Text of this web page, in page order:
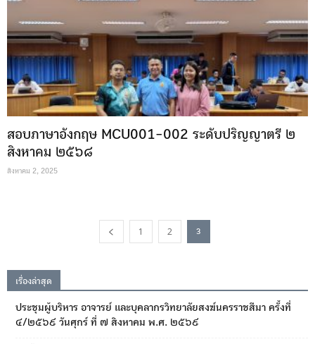
สอบภาษาอังกฤษ MCU001-002 ระดับปริญญาตรี ๒
สิงหาคม ๒๕๖๘
สิงหาคม 2, 2025
1 2 3
เรื่องล่าสุด
ประชุมผู้บริหาร อาจารย์ และบุคลากรวิทยาลัยสงฆ์นครราชสีมา ครั้งที่
๔/๒๕๖๙ วันศุกร์ ที่ ๗ สิงหาคม พ.ศ. ๒๕๖๙